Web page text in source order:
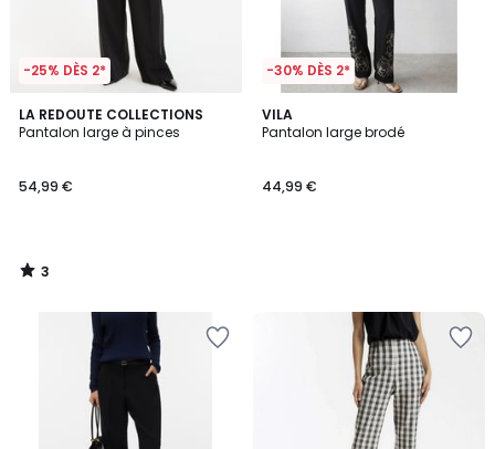
-25% DÈS 2*
LA REDOUTE COLLECTIONS
Pantalon large à pinces
54,99 €
3
/
3
/
-30% DÈS 2*
VILA
Pantalon large brodé
44,99 €